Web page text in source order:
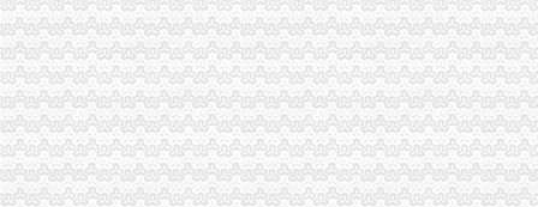
进出口货物收发货人报关注册登记须知-经验分享-中国物流人论坛锦
进出口货物收发货人海关注册登记证变更所需材料
进出口货物收发货人报关注册登记须知-经验分享-中国物流人论坛锦
进出口货物收发货人注册登记的相关知识有哪些-律知识|华律网（
进出口货物收发货人报关注册登记须知|进口报关百科|诺金报关咨询热
进出口货物收发货人换证
进出口货物收发货人（一般进出口企业）注册登记变更、换证和注销-
进出口货物收发货人（一般进出口企业）注册登记泛珠三角合作信息网